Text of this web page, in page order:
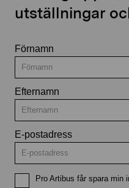
utställningar
Förnamn
Efternamn
E-postadress
Pro Artibus får spara min